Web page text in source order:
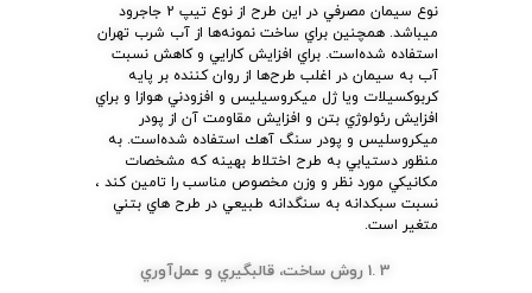
نوع سيمان مصرفي در اين طرح از نوع تيپ 2 جاجرود
ميباشد. همچنين براي ساخت نمونه‌ها از آب شرب تهران
استفاده شده‌است. براي افزايش كارايي و كاهش نسبت
آب به سيمان در اغلب طرح‌ها از روان كننده بر پايه
كربوكسيلات ويا ژل ميكروسيليس و افزودني هوازا و براي
افزايش رئولوژي بتن و افزايش مقاومت آن از پودر
ميكروسليس و پودر سنگ آهك استفاده شده‌است. به
منظور دستيابي به طرح اختلاط بهينه كه مشخصات
مكانيكي مورد نظر و وزن مخصوص مناسب را تامين كند ،
نسبت سبكدانه به سنگدانه طبيعي در طرح هاي بتني
متغير است.
3 .1 روش ساخت، قالبگيري و عمل‌آوري